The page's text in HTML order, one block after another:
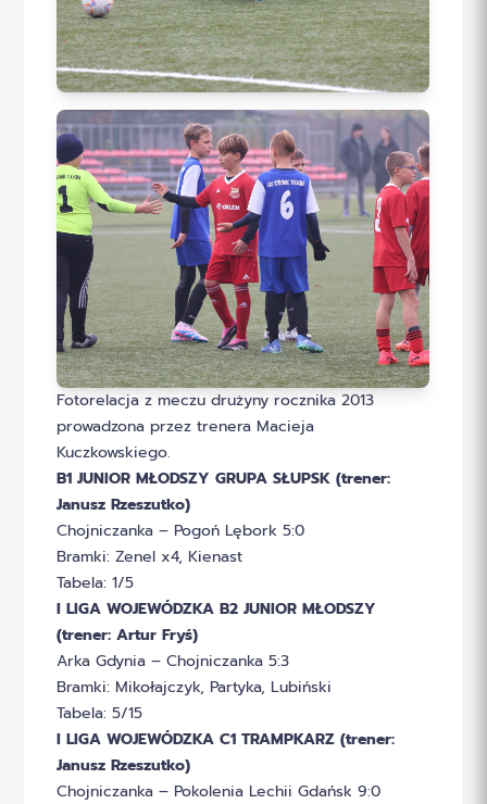
Fotorelacja z meczu drużyny rocznika 2013
prowadzona przez trenera Macieja
Kuczkowskiego.
B1 JUNIOR MŁODSZY GRUPA SŁUPSK (trener:
Janusz Rzeszutko)
Chojniczanka – Pogoń Lębork 5:0
Bramki: Zenel x4, Kienast
Tabela: 1/5
I LIGA WOJEWÓDZKA B2 JUNIOR MŁODSZY
(trener: Artur Fryś)
Arka Gdynia – Chojniczanka 5:3
Bramki: Mikołajczyk, Partyka, Lubiński
Tabela: 5/15
I LIGA WOJEWÓDZKA C1 TRAMPKARZ (trener:
Janusz Rzeszutko)
Chojniczanka – Pokolenia Lechii Gdańsk 9:0